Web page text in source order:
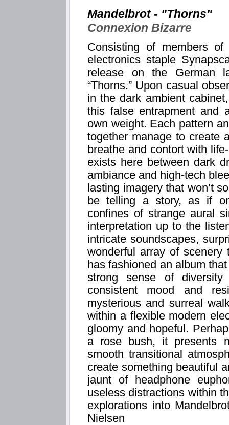
Mandelbrot - "Thorns"
Connexion Bizarre
Consisting of members
electronics staple
release on the German
“Thorns.” Upon casual
in the dark ambient
this false entrapment and
own weight. Each pattern
together manage to create
breathe and contort with
exists here between dark
ambiance and high-tech
lasting imagery that won’t
be telling a story, as if
confines of strange aural
interpretation up to the
intricate soundscapes,
wonderful array of
has fashioned an album
strong sense of diversity
consistent mood and
mysterious and surreal
within a flexible modern
gloomy and hopeful.
a rose bush, it presents
smooth transitional
create something beautiful
jaunt of headphone
useless distractions within
explorations into
Nielsen